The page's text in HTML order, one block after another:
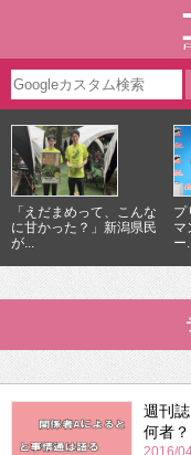
「えだまめって、こんな
に甘かった？」新潟県民
が...
プ
マ
ー
週刊
何者？